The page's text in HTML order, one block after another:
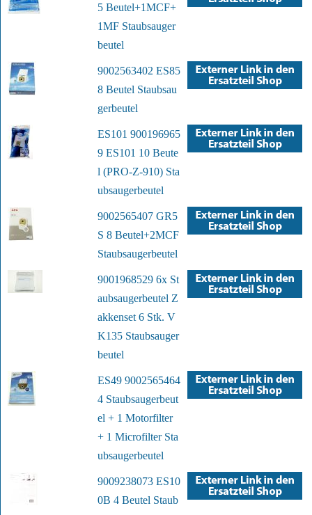
5 Beutel+1MCF+
1MF Staubsauger
beutel
9002563402 ES85
8 Beutel Staubsau
gerbeutel
ES101 900196965
9 ES101 10 Beute
l (PRO-Z-910) Sta
ubsaugerbeutel
9002565407 GR5
S 8 Beutel+2MCF
Staubsaugerbeutel
9001968529 6x St
aubsaugerbeutel Z
akkenset 6 Stk. V
K135 Staubsauger
beutel
ES49 9002565464
4 Staubsaugerbeut
el + 1 Motorfilter
+ 1 Microfilter Sta
ubsaugerbeutel
9009238073 ES10
0B 4 Beutel Staub